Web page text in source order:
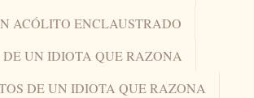
ACÓLITO ENCLAUSTRADO
DE UN IDIOTA QUE RAZONA
DE UN IDIOTA QUE RAZONA